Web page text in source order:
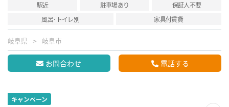
駅近 駐車場あり
保証人不要
風呂･トイレ別
家具付賃貸
岐阜県 岐阜市
お問合わせ 電話する
キャンペーン